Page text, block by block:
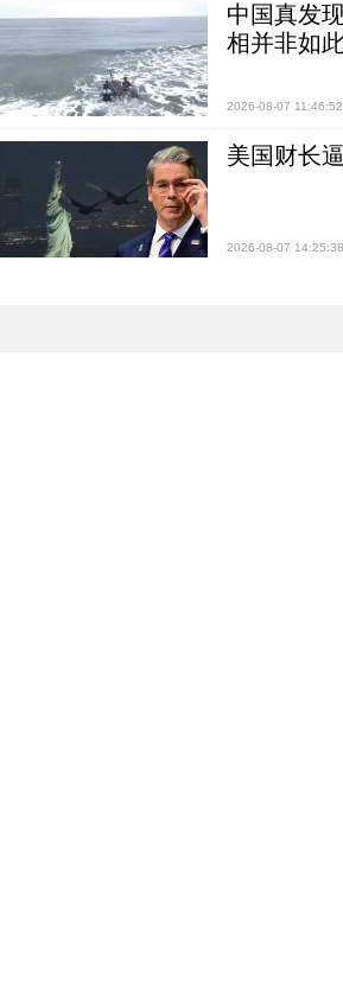
中国真发
相并非如
2026-08-07 11:46:52
美国财长
2026-08-07 14:25:38